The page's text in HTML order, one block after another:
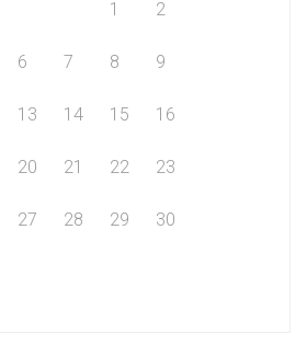
1 2
6 7 8 9
13 14 15 16
20 21 22 23
27 28 29 30